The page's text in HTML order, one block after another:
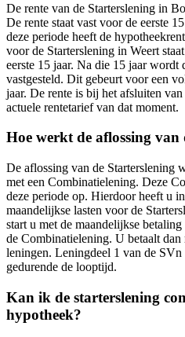
De rente van de Starterslening in
De rente staat vast voor de eerste
deze periode heeft de
voor de Starterslening in Weert
eerste 15 jaar. Na die 15 jaar wordt
vastgesteld. Dit gebeurt voor een
jaar. De rente is bij het afsluiten
actuele rentetarief van dat moment.
Hoe werkt de aflossing van
De aflossing van de Starterslening
met een Combinatielening. Deze
deze periode op. Hierdoor heeft u
maandelijkse lasten voor de
start u met de maandelijkse
de Combinatielening. U betaalt
leningen. Leningdeel 1 van de
gedurende de looptijd.
Kan ik de starterslening
hypotheek?